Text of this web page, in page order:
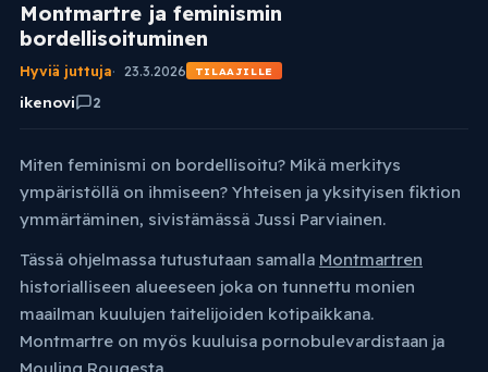
Montmartre ja feminismin
bordellisoituminen
Hyviä juttuja 23.3.2026 TILAAJILLE
ikenovi 2
Miten feminismi on bordellisoitu? Mikä merkitys
ympäristöllä on ihmiseen? Yhteisen ja yksityisen fiktion
ymmärtäminen, sivistämässä Jussi Parviainen.
Tässä ohjelmassa tutustutaan samalla Montmartren
historialliseen alueeseen joka on tunnettu monien
maailman kuulujen taitelijoiden kotipaikkana.
Montmartre on myös kuuluisa pornobulevardistaan ja